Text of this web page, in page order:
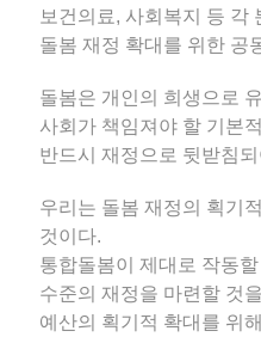
보건의료, 사회복지 등 각
돌봄 재정 확대를 위한 공
돌봄은 개인의 희생으로
사회가 책임져야 할 기본
반드시 재정으로 뒷받침
우리는 돌봄 재정의 획기
것이다.
통합돌봄이 제대로 작동
수준의 재정을 마련할 것
예산의 획기적 확대를 위